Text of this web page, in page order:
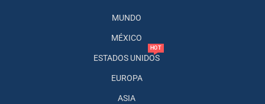
MUNDO
MÉXICO
ESTADOS UNIDOS
HOT
EUROPA
ASIA